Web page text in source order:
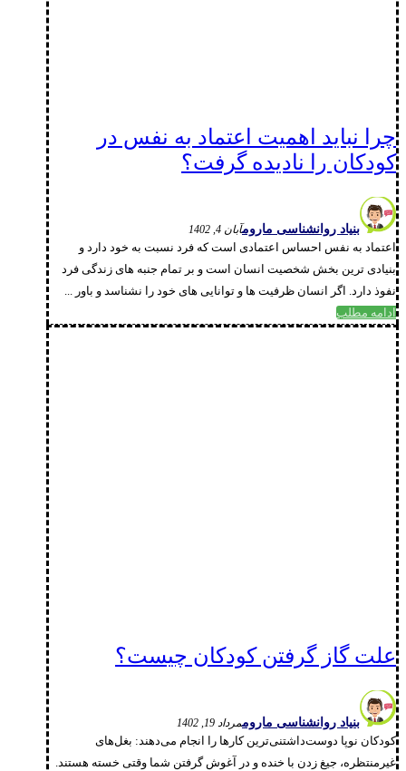
چرا نباید اهمیت اعتماد به نفس در
کودکان را نادیده گرفت؟
بنیاد روانشناسی مارومآبان 4, 1402
اعتماد به نفس احساس اعتمادی است که فرد نسبت به خود دارد و
بنیادی ترین بخش شخصیت انسان است و بر تمام جنبه های زندگی فرد
نفوذ دارد. اگر انسان ظرفیت ها و توانایی های خود را نشناسد و باور ...
ادامه مطلب
علت گاز گرفتن کودکان چیست؟
بنیاد روانشناسی ماروممرداد 19, 1402
کودکان نوپا دوست‌داشتنی‌ترین کارها را انجام می‌دهند: بغل‌های
غیرمنتظره، جیغ زدن با خنده و در آغوش گرفتن شما وقتی خسته هستند.